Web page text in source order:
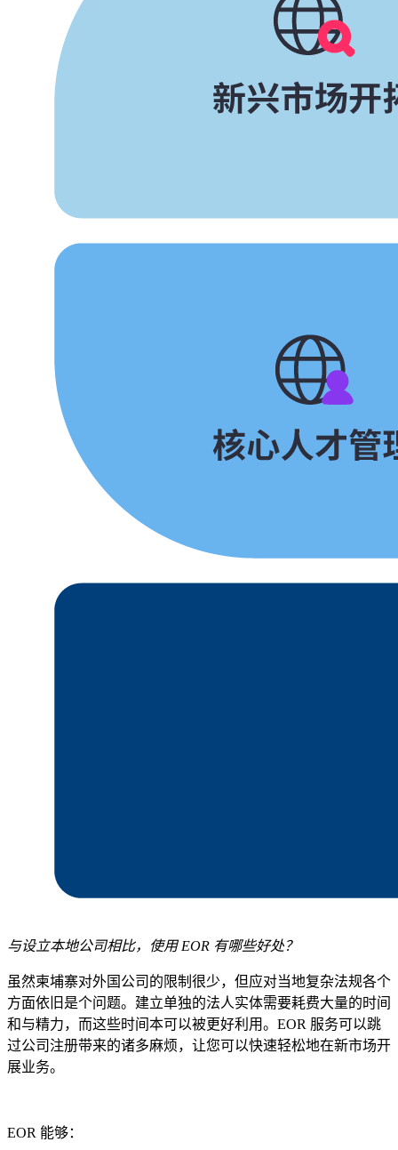
与设立本地公司相比，使用 EOR 有哪些好处？
虽然柬埔寨对外国公司的限制很少，但应对当地复杂法规各个
方面依旧是个问题。建立单独的法人实体需要耗费大量的时间
和与精力，而这些时间本可以被更好利用。EOR 服务可以跳
过公司注册带来的诸多麻烦，让您可以快速轻松地在新市场开
展业务。
EOR 能够：